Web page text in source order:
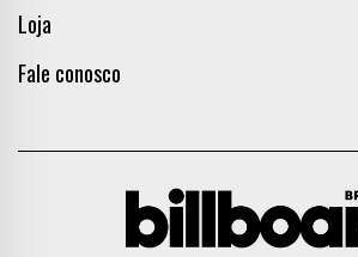
Loja
Fale conosco